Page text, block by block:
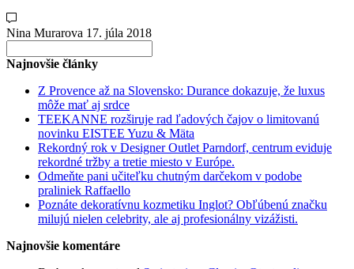
Nina Murarova 17. júla 2018
for:
Najnovšie články
Z Provence až na Slovensko: Durance dokazuje, že luxus
môže mať aj srdce
TEEKANNE rozširuje rad ľadových čajov o limitovanú
novinku EISTEE Yuzu & Mäta
Rekordný rok v Designer Outlet Parndorf, centrum eviduje
rekordné tržby a tretie miesto v Európe.
Odmeňte pani učiteľku chutným darčekom v podobe
praliniek Raffaello
Poznáte dekoratívnu kozmetiku Inglot? Obľúbenú značku
milujú nielen celebrity, ale aj profesionálny vizážisti.
Najnovšie komentáre